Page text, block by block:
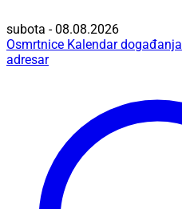
subota - 08.08.2026
Osmrtnice Kalendar događanja
adresar